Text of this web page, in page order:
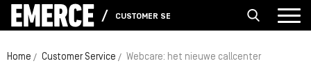
CUSTOMER SERVICE
Home Customer Service Webcare: het nieuwe callcenter